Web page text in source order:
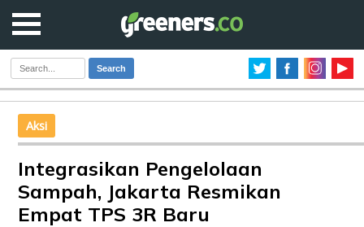
Search
Aksi
Integrasikan Pengelolaan
Sampah, Jakarta Resmikan
Empat TPS 3R Baru